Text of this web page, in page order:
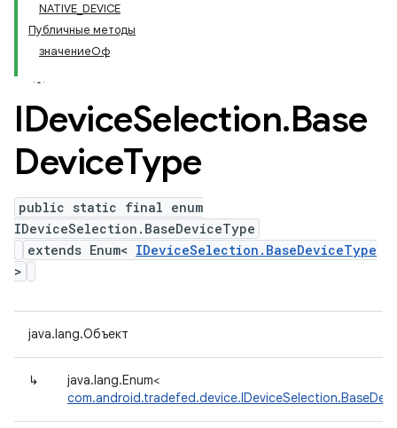
NATIVE_DEVICE
Публичные методы
значениеОф
IDeviceSelection.Base
DeviceType
public static final enum
IDeviceSelection.BaseDeviceType
extends Enum< IDeviceSelection.BaseDeviceType
>
java.lang.Объект
↳
java.lang.Enum<